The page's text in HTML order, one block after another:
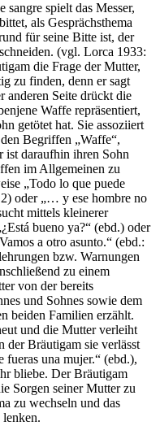
sangre spielt das Messer,
als Gesprächsthema
für seine Bitte ist, der
(vgl. Lorca 1933:
die Frage der Mutter,
zu finden, denn er sagt
anderen Seite drückt die
Waffe repräsentiert,
getötet hat. Sie assoziiert
Begriffen „Waffe“,
ist daraufhin ihren Sohn
im Allgemeinen zu
„Todo lo que puede
oder „… y ese hombre no
mittels kleinerer
bueno ya?“ (ebd.) oder
a otro asunto.“ (ebd.:
bzw. Warnungen
zu einem
von der bereits
und Sohnes sowie dem
beiden Familien erzählt.
und die Mutter verleiht
der Bräutigam sie verlässt
una mujer.“ (ebd.),
bliebe. Der Bräutigam
Sorgen seiner Mutter zu
zu wechseln und das